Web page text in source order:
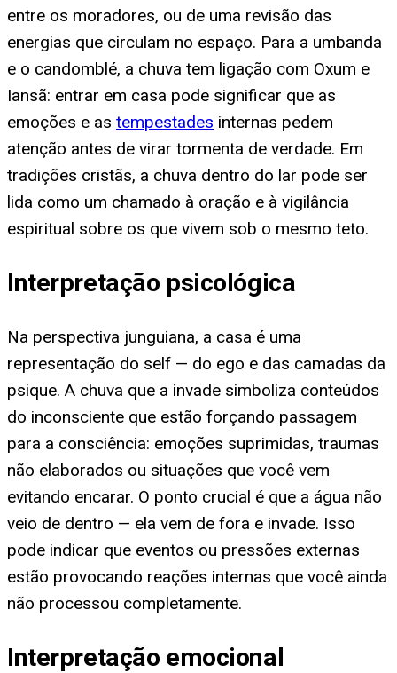
entre os moradores, ou de uma revisão das
energias que circulam no espaço. Para a umbanda
e o candomblé, a chuva tem ligação com Oxum e
Iansã: entrar em casa pode significar que as
emoções e as tempestades internas pedem
atenção antes de virar tormenta de verdade. Em
tradições cristãs, a chuva dentro do lar pode ser
lida como um chamado à oração e à vigilância
espiritual sobre os que vivem sob o mesmo teto.
Interpretação psicológica
Na perspectiva junguiana, a casa é uma
representação do self — do ego e das camadas da
psique. A chuva que a invade simboliza conteúdos
do inconsciente que estão forçando passagem
para a consciência: emoções suprimidas, traumas
não elaborados ou situações que você vem
evitando encarar. O ponto crucial é que a água não
veio de dentro — ela vem de fora e invade. Isso
pode indicar que eventos ou pressões externas
estão provocando reações internas que você ainda
não processou completamente.
Interpretação emocional